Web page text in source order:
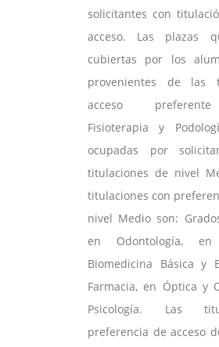
solicitantes con
acceso. Las plazas
cubiertas por los
provenientes de las
acceso
Fisioterapia y
ocupadas por
titulaciones de nivel
titulaciones con
nivel Medio son:
en Odontología,
Biomedicina Básica y
Farmacia, en Óptica y
Psicología. Las
preferencia de acceso